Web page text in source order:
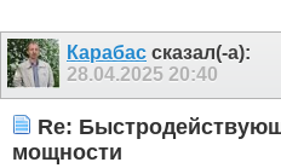
Карабас сказал(-а):
28.04.2025 20:40
Re:
мощности